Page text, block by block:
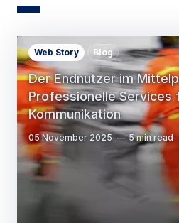
Der Endnutzer im
Professionelle Services
Kommunikation
Web Story Blog
05 November 2025 5 min read